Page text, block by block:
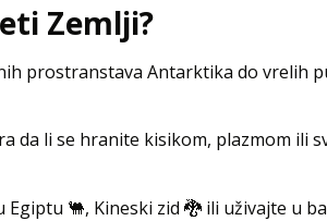
Zemlji?
prostranstava Antarktika do vrelih
da li se hranite kisikom, plazmom ili
🐫, Kineski zid 🐉 ili uživajte u